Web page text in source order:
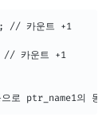
// 카운트 +1
// 카운트 +1
ptr_name1의 동적